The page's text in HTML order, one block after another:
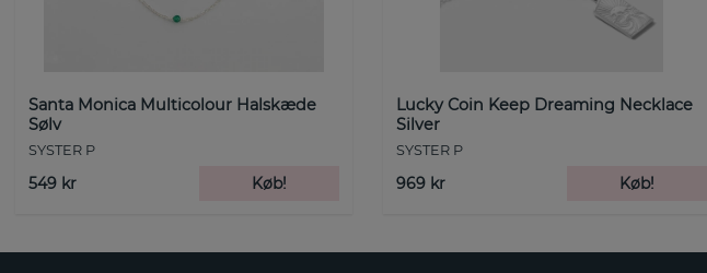
Santa Monica Multicolour Halskæde
Sølv
SYSTER P
549 kr Køb!
Lucky Coin Keep Dreaming Necklace
Silver
SYSTER P
969 kr Køb!